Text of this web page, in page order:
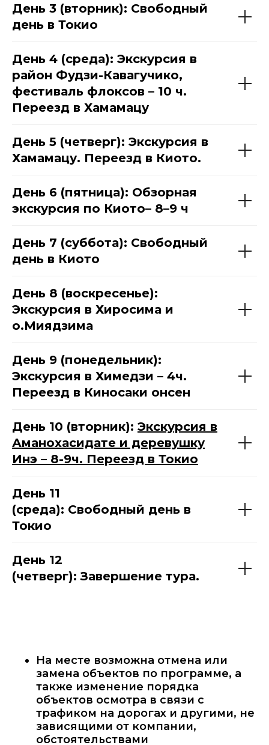
День 3 (вторник): Свободный
день в Токио
День 4 (среда): Экскурсия в
район Фудзи-Кавагучико,
фестиваль флоксов – 10 ч.
Переезд в Хамамацу
День 5 (четверг): Экскурсия в
Хамамацу. Переезд в Киото.
День 6 (пятница): Обзорная
экскурсия по Киото– 8–9 ч
День 7 (суббота): Свободный
день в Киото
День 8 (воскресенье):
Экскурсия в Хиросима и
о.Миядзима
День 9 (понедельник):
Экскурсия в Химедзи – 4ч.
Переезд в Киносаки онсен
День 10 (вторник): Экскурсия в
Аманохасидате и деревушку
Инэ – 8-9ч. Переезд в Токио
День 11
(среда): Свободный день в
Токио
День 12
(четверг): Завершение тура.
На месте возможна отмена или
замена объектов по программе, а
также изменение порядка
объектов осмотра в связи с
трафиком на дорогах и другими, не
зависящими от компании,
обстоятельствами